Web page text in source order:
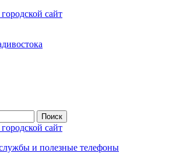
сайт
и полезные телефоны